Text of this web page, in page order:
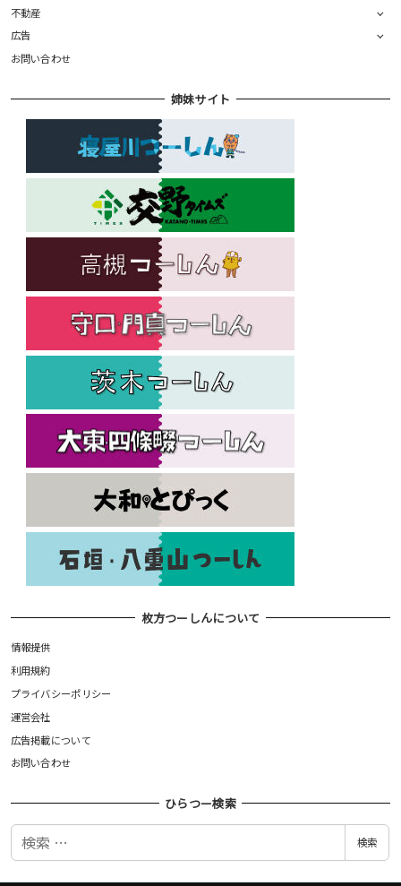
不動産
広告
お問い合わせ
姉妹サイト
枚方つーしんについて
情報提供
利用規約
プライバシーポリシー
運営会社
広告掲載について
お問い合わせ
ひらつー検索
検
検索